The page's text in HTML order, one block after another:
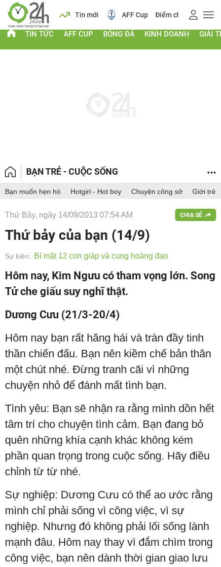
Lịch Tin mới AFF Cup Điểm chuẩn 2026
TIN TỨC AFF CUP BÓNG ĐÁ KINH DOANH GIẢI
BẠN TRẺ - CUỘC SỐNG
Bạn muốn hẹn hò Hotgirl - Hot boy Chuyện công sở Giới trẻ
Thứ Bảy, ngày 14/09/2013 07:54 AM CHIA SẺ
Thứ bảy của bạn (14/9)
Sự kiện: Bí mật 12 con giáp và cung hoàng đạo
Hôm nay, Kim Ngưu có tham vọng lớn. Song
Tử che giấu suy nghĩ thật.
Dương Cưu (21/3-20/4)
Hôm nay bạn rất hăng hái và tràn đầy tinh
thần chiến đấu. Bạn nên kiềm chế bản thân
một chút nhé. Đừng tranh cãi vì những
chuyện nhỏ để đánh mất tình bạn.
Tình yêu: Bạn sẽ nhận ra rằng mình dồn hết
tâm trí cho chuyện tình cảm. Bạn đang bỏ
quên những khía cạnh khác không kém
phần quan trọng trong cuộc sống. Hãy điều
chỉnh từ từ nhé.
Sự nghiệp: Dương Cưu có thể ao ước rằng
mình chỉ phải sống vì công việc, vì sự
nghiệp. Nhưng đó không phải lối sống lành
mạnh đâu. Hôm nay thay vì đắm chìm trong
công việc, bạn nên dành thời gian giao lưu